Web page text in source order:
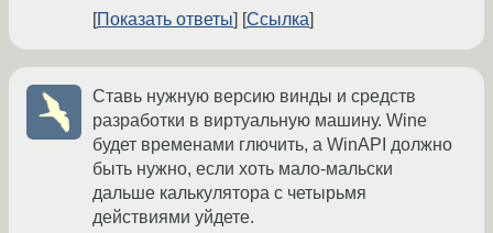
Показать ответы
Ссылка
Ставь нужную версию винды и средств
разработки в виртуальную машину. Wine
будет временами глючить, а WinAPI должно
быть нужно, если хоть мало-мальски
дальше калькулятора с четырьмя
действиями уйдете.